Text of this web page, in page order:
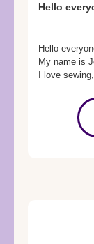
Hello
Hello
My name is
I love
こんにちは。
イングラン